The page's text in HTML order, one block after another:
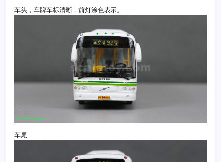
车头，车牌车标清晰，前灯涂色表示。
车尾